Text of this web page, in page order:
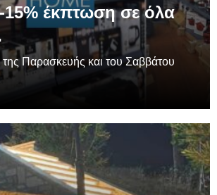
15% έκπτωση σε όλα
της Παρασκευής και του Σαββάτου